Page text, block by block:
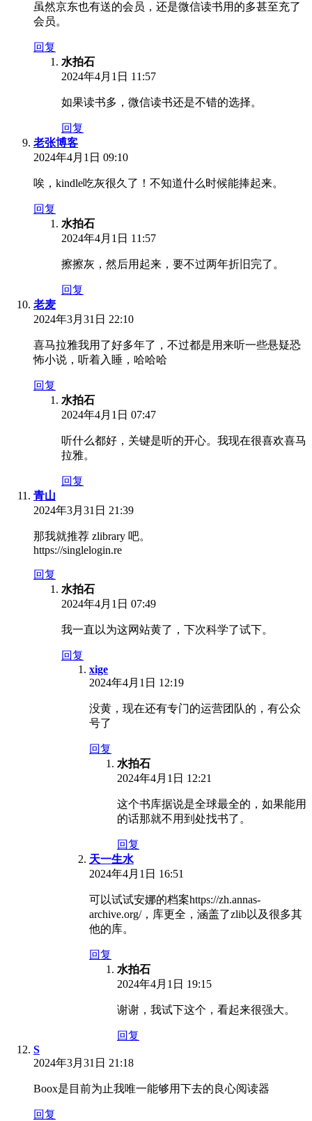
虽然京东也有送的会员，还是微信读书用的多甚至充了
会员。
回复
水拍石
2024年4月1日 11:57
如果读书多，微信读书还是不错的选择。
回复
老张博客
2024年4月1日 09:10
唉，kindle吃灰很久了！不知道什么时候能捧起来。
回复
水拍石
2024年4月1日 11:57
擦擦灰，然后用起来，要不过两年折旧完了。
回复
老麦
2024年3月31日 22:10
喜马拉雅我用了好多年了，不过都是用来听一些悬疑恐
怖小说，听着入睡，哈哈哈
回复
水拍石
2024年4月1日 07:47
听什么都好，关键是听的开心。我现在很喜欢喜马
拉雅。
回复
青山
2024年3月31日 21:39
那我就推荐 zlibrary 吧。
https://singlelogin.re
回复
水拍石
2024年4月1日 07:49
我一直以为这网站黄了，下次科学了试下。
回复
xige
2024年4月1日 12:19
没黄，现在还有专门的运营团队的，有公众
号了
回复
水拍石
2024年4月1日 12:21
这个书库据说是全球最全的，如果能用
的话那就不用到处找书了。
回复
天一生水
2024年4月1日 16:51
可以试试安娜的档案https://zh.annas-
archive.org/，库更全，涵盖了zlib以及很多其
他的库。
回复
水拍石
2024年4月1日 19:15
谢谢，我试下这个，看起来很强大。
回复
S
2024年3月31日 21:18
Boox是目前为止我唯一能够用下去的良心阅读器
回复